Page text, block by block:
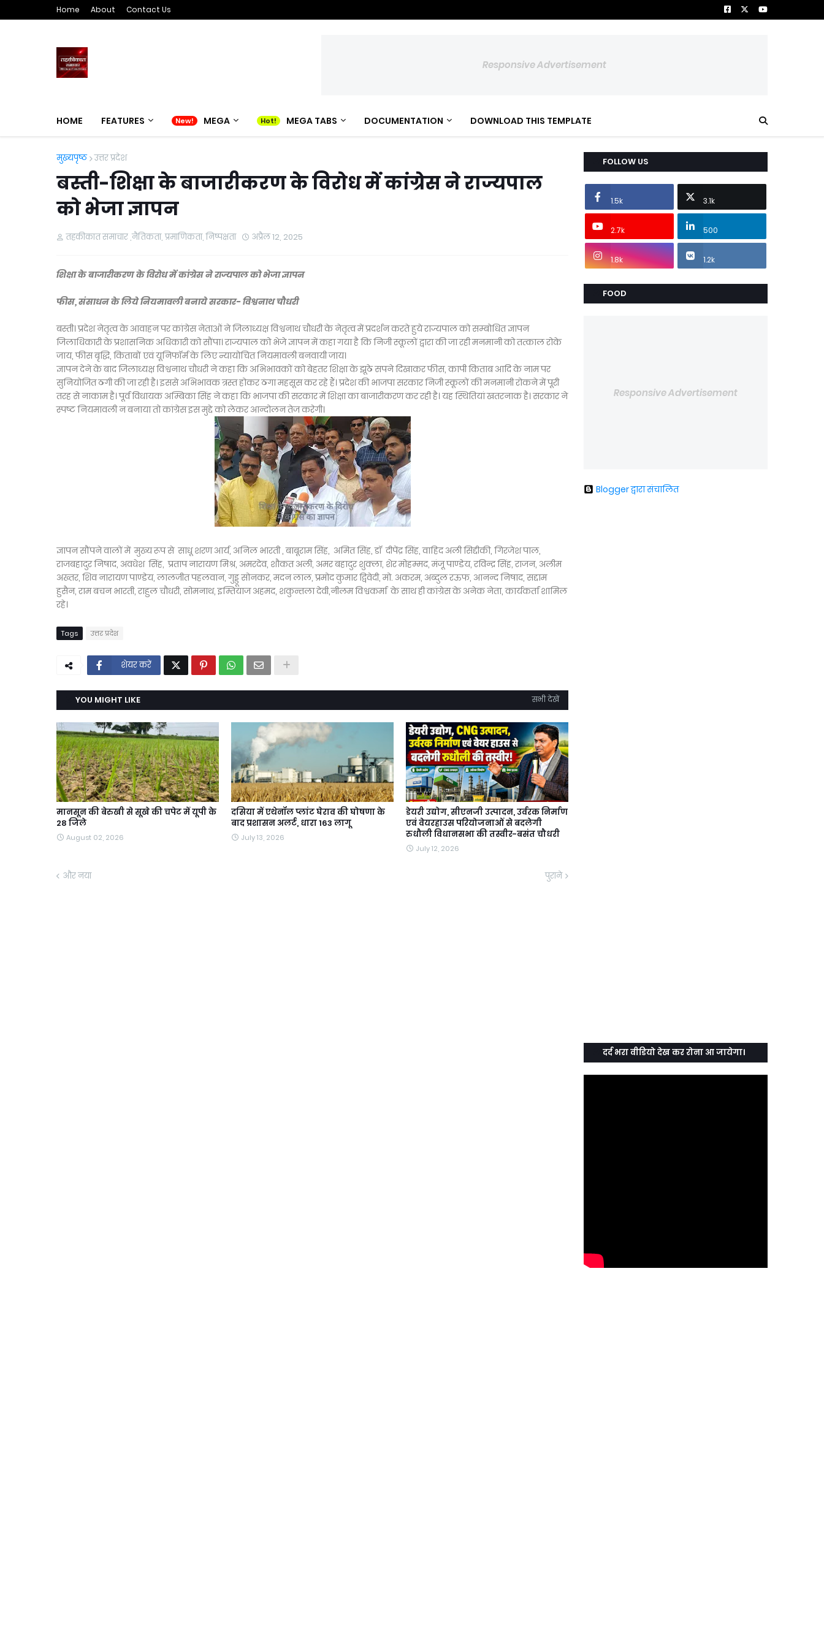
Home About Contact Us
Responsive Advertisement
HOME FEATURES MEGA MEGA TABS DOCUMENTATION DOWNLOAD THIS TEMPLATE
मुख्यपृष्ठ उत्तर प्रदेश
बस्ती-शिक्षा के बाजारीकरण के विरोध में कांग्रेस ने राज्यपाल
को भेजा ज्ञापन
तहकीकात समाचार ,नैतिकता, प्रमाणिकता, निष्पक्षता अप्रैल 12, 2025
शिक्षा के बाजारीकरण के विरोध में कांग्रेस ने राज्यपाल को भेजा ज्ञापन
फीस, संसाधन के लिये नियमावली बनाये सरकार- विश्वनाथ चौधरी
बस्ती। प्रदेश नेतृत्व के आवाहन पर कांग्रेस नेताओं ने जिलाध्यक्ष विश्वनाथ चौधरी के नेतृत्व में प्रदर्शन करते हुये राज्यपाल को सम्बोधित ज्ञापन
जिलाधिकारी के प्रशासनिक अधिकारी को सौंपा। राज्यपाल को भेजे ज्ञापन में कहा गया है कि निजी स्कूलों द्वारा की जा रही मनमानी को तत्काल रोके
जाय, फीस बृद्धि, किताबों एवं यूनिफॉर्म के लिए न्यायोचित नियमावली बनवायी जाय।
ज्ञापन देने के बाद जिलाध्यक्ष विश्वनाथ चौधरी ने कहा कि अभिभावकों को बेहतर शिक्षा के झूठे सपने दिखाकर फीस, कापी किताब आदि के नाम पर
सुनियोजित ठगी की जा रही है। इससे अभिभावक त्रस्त होकर ठगा महसूस कर रहे हैं। प्रदेश की भाजपा सरकार निजी स्कूलों की मनमानी रोकने में पूरी
तरह से नाकाम है। पूर्व विधायक अम्बिका सिंह ने कहा कि भाजपा की सरकार में शिक्षा का बाजारीकरण कर रही है। यह स्थितियां खतरनाक है। सरकार ने
स्पष्ट नियमावली न बनाया तो कांग्रेस इस मुद्दे को लेकर आन्दोलन तेज करेगी।
ज्ञापन सौंपने वालों में मुख्य रूप से साधू शरण आर्य, अनिल भारती , बाबूराम सिंह, अमित सिंह, डॉ दीपेंद्र सिंह, वाहिद अली सिद्दीकी, गिरजेश पाल,
राजबहादुर निषाद, अवधेश सिंह, प्रताप नारायण मिश्र, अमरदेव, शौकत अली, अमर बहादुर शुक्ला, शेर मोहम्मद, मंजू पाण्डेय, रविन्द्र सिंह, राजन, अलीम
अख्तर, शिव नारायण पाण्डेय, लालजीत पहलवान, गुड्डू सोनकर, मदन लाल, प्रमोद कुमार द्विवेदी, मो. अकरम, अब्दुल रऊफ, आनन्द निषाद, सद्दाम
हुसैन, राम बचन भारती, राहुल चौधरी, सोमनाथ, इम्तियाज अहमद, शकुन्तला देवी,नीलम विश्वकर्मा के साथ ही कांग्रेस के अनेक नेता, कार्यकर्ता शामिल
रहे।
Tags उत्तर प्रदेश
शेयर करें
YOU MIGHT LIKE सभी देखें
मानसून की बेरुखी से सूखे की चपेट में यूपी के
28 जिले
August 02, 2026
दसिया में एथेनॉल प्लांट घेराव की घोषणा के
बाद प्रशासन अलर्ट, धारा 163 लागू
July 13, 2026
डेयरी उद्योग, सीएनजी उत्पादन, उर्वरक निर्माण
एवं वेयरहाउस परियोजनाओं से बदलेगी
रुधौली विधानसभा की तस्वीर-बसंत चौधरी
July 12, 2026
और नया पुराने
FOLLOW US
1.5k 3.1k
2.7k 500
1.8k 1.2k
FOOD
Responsive Advertisement
Blogger द्वारा संचालित
दर्द भरा वीडियो देख कर रोना आ जायेगा।